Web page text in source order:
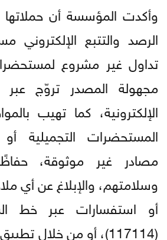
وأكدت المؤسسة أن حملاتها
الرصد والتتبع
تداول غير مشروع
مجهولة المصدر تروّج
الإلكترونية، كما تهيب
المستحضرات التجميلية
مصادر غير موثوقة،
وسلامتهم، والإبلاغ عن أي
أو استفسارات عبر خط
(117114)، أو من خلال